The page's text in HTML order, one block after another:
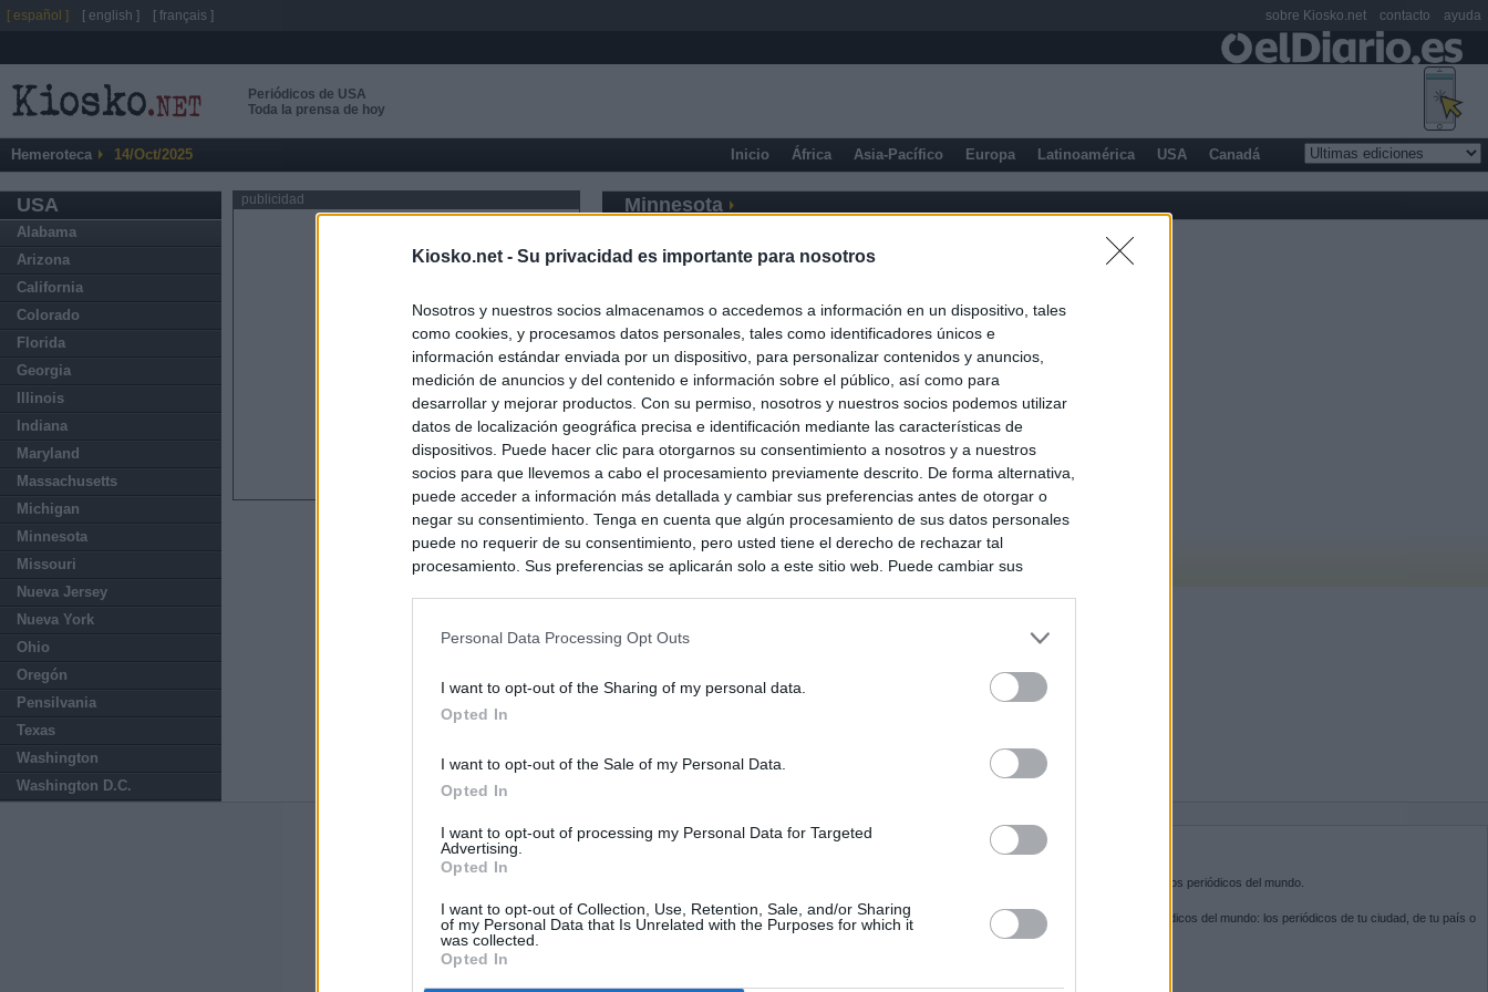
Kiosko.net - Su privacidad es importante para nosotros
Nosotros y nuestros socios almacenamos o accedemos a información en un dispositivo, tales
como cookies, y procesamos datos personales, tales como identificadores únicos e
información estándar enviada por un dispositivo, para personalizar contenidos y anuncios,
medición de anuncios y del contenido e información sobre el público, así como para
desarrollar y mejorar productos. Con su permiso, nosotros y nuestros socios podemos utilizar
datos de localización geográfica precisa e identificación mediante las características de
dispositivos. Puede hacer clic para otorgarnos su consentimiento a nosotros y a nuestros
socios para que llevemos a cabo el procesamiento previamente descrito. De forma alternativa,
puede acceder a información más detallada y cambiar sus preferencias antes de otorgar o
negar su consentimiento. Tenga en cuenta que algún procesamiento de sus datos personales
puede no requerir de su consentimiento, pero usted tiene el derecho de rechazar tal
procesamiento. Sus preferencias se aplicarán solo a este sitio web. Puede cambiar sus
Personal Data Processing Opt Outs
I want to opt-out of the Sharing of my personal data.
Opted In
I want to opt-out of the Sale of my Personal Data.
Opted In
I want to opt-out of processing my Personal Data for Targeted
Advertising.
Opted In
I want to opt-out of Collection, Use, Retention, Sale, and/or Sharing
of my Personal Data that Is Unrelated with the Purposes for which it
was collected.
Opted In
Periódicos de USA
Toda la prensa de hoy
Hemeroteca 14/Oct/2025 Inicio África Asia-Pacífico Europa Latinoamérica USA Canadá
USA
Alabama
Arizona
California
Colorado
Florida
Georgia
Illinois
Indiana
Maryland
Massachusetts
Michigan
Minnesota
Missouri
Nueva Jersey
Nueva York
Ohio
Oregón
Pensilvania
Texas
Washington
Washington D.C.
publicidad Minnesota
Últimas noticias
que Madrid no tiene residencia oficial para la presidenta"
El Gobierno de Ayuso no puede destinar directamente la venta del ático de
SOBRE KIOSKO.NET
es la puerta de entrada a los periódicos del mundo.
Navega por las portadas de los periódicos del mundo: los periódicos de tu ciudad, de tu país o
del otro extremo del mundo.
[ español ] [ english ] [ français ] sobre Kiosko.net contacto ayuda